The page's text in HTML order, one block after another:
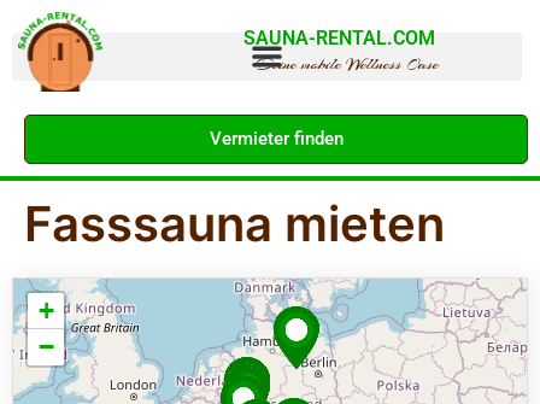
SAUNA-RENTAL.COM
Deine mobile Wellness Oase
Vermieter finden
Fasssauna mieten
+
−